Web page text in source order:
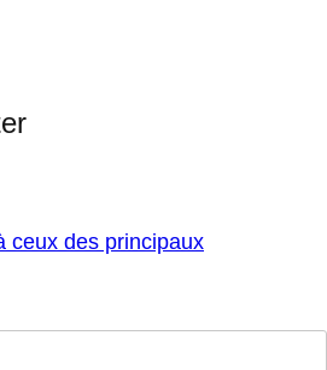
ceux des principaux